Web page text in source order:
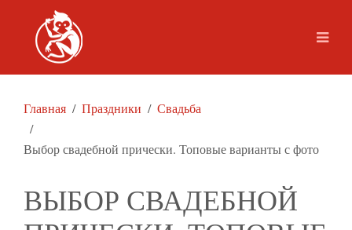
Главная Праздники Свадьба
Выбор свадебной прически. Топовые варианты с фото
ВЫБОР СВАДЕБНОЙ